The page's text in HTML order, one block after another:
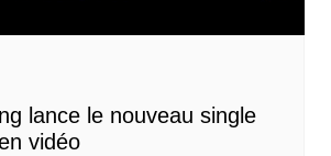
lance le nouveau single
vidéo